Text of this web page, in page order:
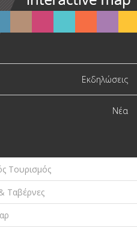
Εκδηλώσεις
Νέα
Τουρισμός
Ταβέρνες